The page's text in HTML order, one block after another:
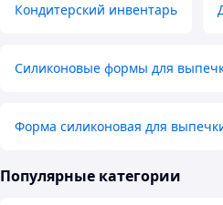
Кондитерский инвентарь
Силиконовые формы для
Форма силиконовая для
Популярные категории